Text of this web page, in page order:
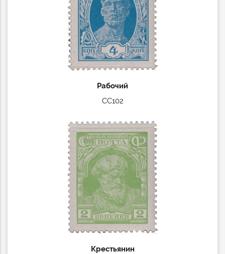
Рабочий
СС102
Крестьянин